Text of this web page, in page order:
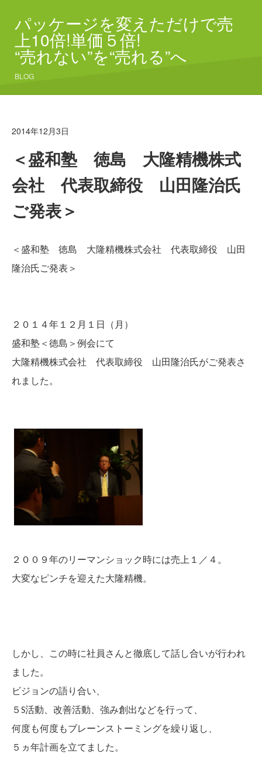
パッケージを変えただけで売
上10倍!単価５倍!
“売れない”を“売れる”へ
BLOG
2014年12月3日
＜盛和塾 徳島 大隆精機株式
会社 代表取締役 山田隆治氏
ご発表＞
＜盛和塾 徳島 大隆精機株式会社 代表取締役 山田
隆治氏ご発表＞
２０１４年１２月１日（月）
盛和塾＜徳島＞例会にて
大隆精機株式会社 代表取締役 山田隆治氏がご発表さ
れました。
２００９年のリーマンショック時には売上１／４。
大変なピンチを迎えた大隆精機。
しかし、この時に社員さんと徹底して話し合いが行われ
ました。
ビジョンの語り合い、
５S活動、改善活動、強み創出などを行って、
何度も何度もブレーンストーミングを繰り返し、
５ヵ年計画を立てました。